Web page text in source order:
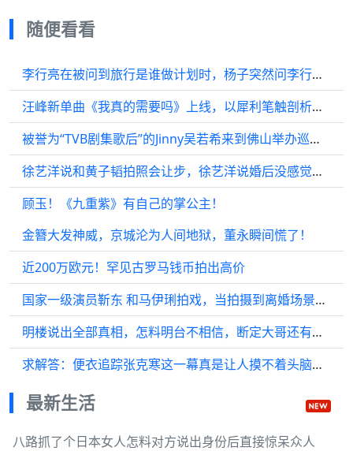
随便看看
李行亮在被问到旅行是谁做计划时，杨子突然问李行亮你结婚了…
汪峰新单曲《我真的需要吗》上线，以犀利笔触剖析当下，引发深思
被誉为“TVB剧集歌后”的Jinny吴若希来到佛山举办巡回音乐会…
徐艺洋说和黄子韬拍照会让步，徐艺洋说婚后没感觉太多变化
顾玉！《九重紫》有自己的掌公主！
金簪大发神威，京城沦为人间地狱，董永瞬间慌了！
近200万欧元！罕见古罗马钱币拍出高价
国家一级演员靳东 和马伊琍拍戏，当拍摄到离婚场景时，马伊琍太过投入…
明楼说出全部真相，怎料明台不相信，断定大哥还有个身份
求解答：便衣追踪张克寒这一幕真是让人摸不着头脑！我是刑警围堵罪犯惊险度
最新生活
八路抓了个日本女人怎料对方说出身份后直接惊呆众人